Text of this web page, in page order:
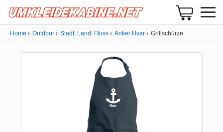
Home Outdoor Stadt, Land, Fluss Anker Hvar Grillschürze